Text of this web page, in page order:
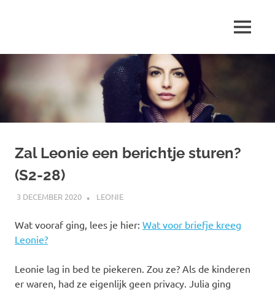
inhoud
schrijft
over
…
MENU
Zal Leonie een berichtje sturen?
(S2-28)
3 DECEMBER 2020 MARJOLEIN
LEONIE
Wat vooraf ging, lees je hier: Wat voor briefje kreeg
Leonie?
Leonie lag in bed te piekeren. Zou ze? Als de kinderen
er waren, had ze eigenlijk geen privacy. Julia ging